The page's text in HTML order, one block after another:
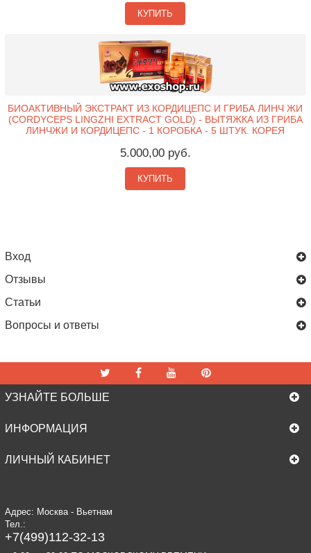
КУПИТЬ
БИОАКТИВНЫЙ ЭКСТРАКТ ИЗ КОРДИЦЕПС И ГРИБА ЛИНЧ ЖИ
(CORDYCEPS LINGZHI EXTRACT GOLD) - ВЫТЯЖКА ИЗ ГРИБА
ЛИНЧЖИ И КОРДИЦЕПС - 1 КОРОБКА - 5 ШТУК. КОРЕЯ
5.000,00 руб.
КУПИТЬ
Вход
Отзывы
Статьи
Вопросы и ответы
УЗНАЙТЕ БОЛЬШЕ
ИНФОРМАЦИЯ
ЛИЧНЫЙ КАБИНЕТ
Адрес: Москва - Вьетнам
Тел.:
+7(499)112-32-13